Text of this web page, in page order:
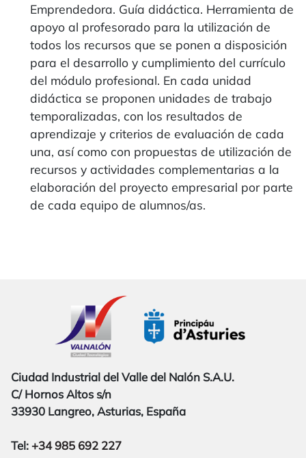
Emprendedora. Guía didáctica. Herramienta de
apoyo al profesorado para la utilización de
todos los recursos que se ponen a disposición
para el desarrollo y cumplimiento del currículo
del módulo profesional. En cada unidad
didáctica se proponen unidades de trabajo
temporalizadas, con los resultados de
aprendizaje y criterios de evaluación de cada
una, así como con propuestas de utilización de
recursos y actividades complementarias a la
elaboración del proyecto empresarial por parte
de cada equipo de alumnos/as.
Ciudad Industrial del Valle del Nalón S.A.U.
C/ Hornos Altos s/n
33930 Langreo, Asturias, España
Tel:+34 985 692 227